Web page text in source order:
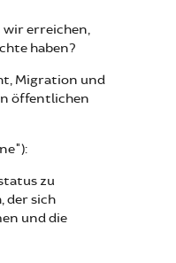
wir erreichen,
haben?
Migration und
öffentlichen
zu
der sich
und die